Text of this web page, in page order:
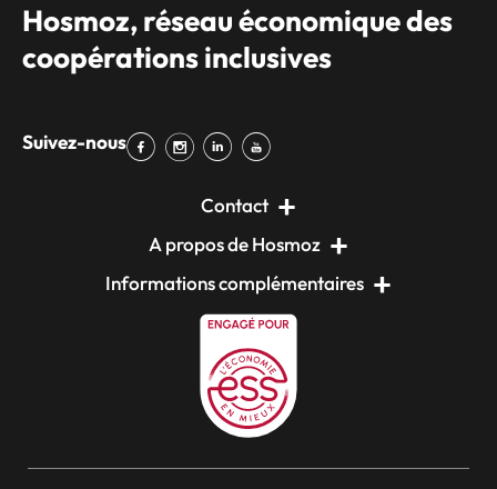
Hosmoz, réseau économique des
coopérations inclusives
Suivez-nous
Contact
A propos de Hosmoz
Informations complémentaires